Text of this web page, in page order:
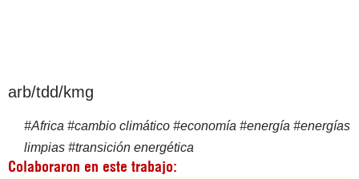
arb/tdd/kmg
#Africa #cambio climático #economía #energía #energías
limpias #transición energética
Colaboraron en este trabajo: